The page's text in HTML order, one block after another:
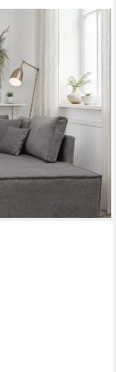
Schlaffunktion
Bettkasten &